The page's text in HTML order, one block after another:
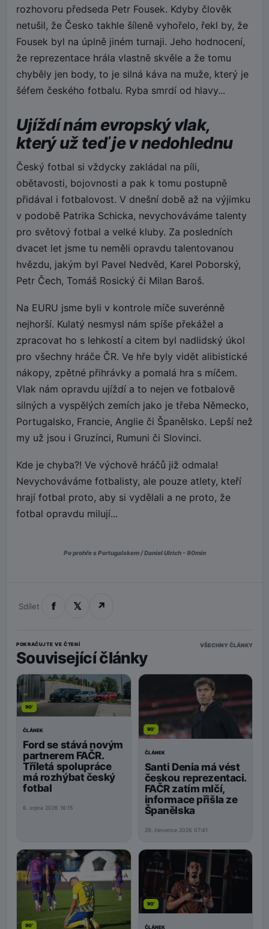
rozhovoru předseda Petr Fousek. Kdyby člověk
netušil, že Česko takhle šíleně vyhořelo, řekl by, že
Fousek byl na úplně jiném turnaji. Jeho hodnocení,
že reprezentace hrála vlastně skvěle a že tomu
chyběly jen body, to je silná káva na muže, který je
šéfem českého fotbalu. Ryba smrdí od hlavy...
Ujíždí nám evropský vlak,
který už teď je v nedohlednu
Český fotbal si vždycky zakládal na píli,
obětavosti, bojovnosti a pak k tomu postupně
přidával i fotbalovost. V dnešní době až na výjimku
v podobě Patrika Schicka, nevychováváme talenty
pro světový fotbal a velké kluby. Za posledních
dvacet let jsme tu neměli opravdu talentovanou
hvězdu, jakým byl Pavel Nedvěd, Karel Poborský,
Petr Čech, Tomáš Rosický či Milan Baroš.
Na EURU jsme byli v kontrole míče suverénně
nejhorší. Kulatý nesmysl nám spíše překážel a
zpracovat ho s lehkostí a citem byl nadlidský úkol
pro všechny hráče ČR. Ve hře byly vidět alibistické
nákopy, zpětné přihrávky a pomalá hra s míčem.
Vlak nám opravdu ujíždí a to nejen ve fotbalově
silných a vyspělých zemích jako je třeba Německo,
Portugalsko, Francie, Anglie či Španělsko. Lepší než
my už jsou i Gruzínci, Rumuni či Slovinci.
Kde je chyba?! Ve výchově hráčů již odmala!
Nevychováváme fotbalisty, ale pouze atlety, kteří
hrají fotbal proto, aby si vydělali a ne proto, že
fotbal opravdu milují...
Po prohře s Portugalskem / Daniel Ulrich - 90min
Sdílet f 𝕏 ↗
POKRAČUJTE VE ČTENÍ
Související články
VŠECHNY ČLÁNKY
90'
ČLÁNEK
Ford se stává novým
partnerem FAČR.
Tříletá spolupráce
má rozhýbat český
fotbal
6. srpna 2026 16:15
90'
ČLÁNEK
Santi Denia má vést
českou reprezentaci.
FAČR zatím mlčí,
informace přišla ze
Španělska
29. července 2026 07:41
90'
90'
ČLÁNEK